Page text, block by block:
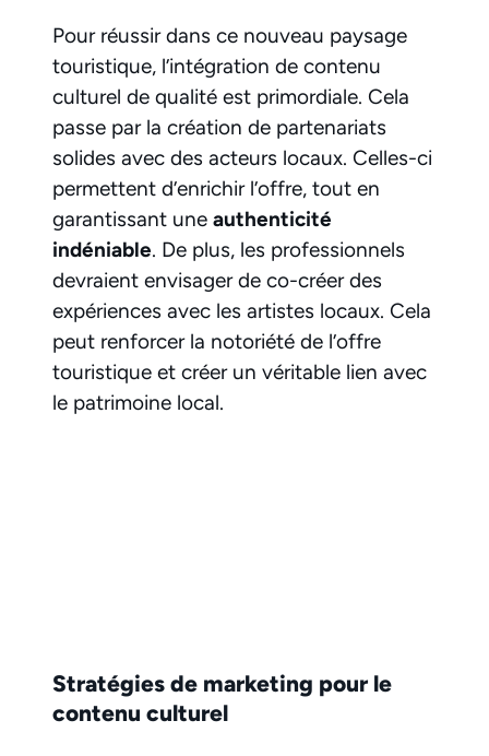
Pour réussir dans ce nouveau paysage
touristique, l’intégration de contenu
culturel de qualité est primordiale. Cela
passe par la création de partenariats
solides avec des acteurs locaux. Celles-ci
permettent d’enrichir l’offre, tout en
garantissant une authenticité
indéniable. De plus, les professionnels
devraient envisager de co-créer des
expériences avec les artistes locaux. Cela
peut renforcer la notoriété de l’offre
touristique et créer un véritable lien avec
le patrimoine local.
Stratégies de marketing pour le
contenu culturel